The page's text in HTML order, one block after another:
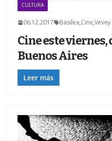
CULTURA
06.12.2017 Basilea,Cine,Vevey
Cine este viernes,
Buenos Aires
Leer más